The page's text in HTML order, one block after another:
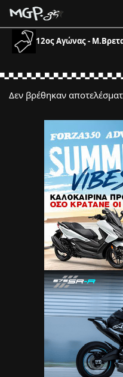
12ος Αγώνας -
Δεν βρέθηκαν